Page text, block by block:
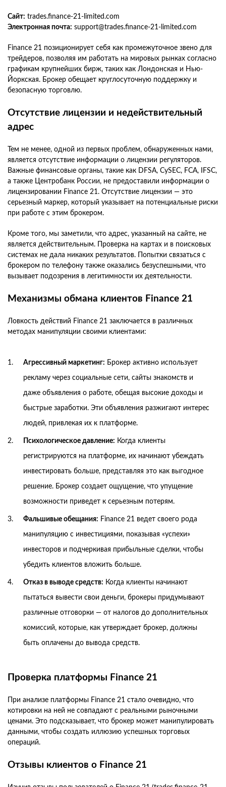
Сайт: trades.finance-21-limited.com
Электронная почта: support@trades.finance-21-limited.com
Finance 21 позиционирует себя как промежуточное звено для
трейдеров, позволяя им работать на мировых рынках согласно
графикам крупнейших бирж, таких как Лондонская и Нью-
Йоркская. Брокер обещает круглосуточную поддержку и
безопасную торговлю.
Отсутствие лицензии и недействительный
адрес
Тем не менее, одной из первых проблем, обнаруженных нами,
является отсутствие информации о лицензии регуляторов.
Важные финансовые органы, такие как DFSA, CySEC, FCA, IFSC,
а также Центробанк России, не предоставили информации о
лицензировании Finance 21. Отсутствие лицензии — это
серьезный маркер, который указывает на потенциальные риски
при работе с этим брокером.
Кроме того, мы заметили, что адрес, указанный на сайте, не
является действительным. Проверка на картах и в поисковых
системах не дала никаких результатов. Попытки связаться с
брокером по телефону также оказались безуспешными, что
вызывает подозрения в легитимности их деятельности.
Механизмы обмана клиентов Finance 21
Ловкость действий Finance 21 заключается в различных
методах манипуляции своими клиентами:
Агрессивный маркетинг: Брокер активно использует
рекламу через социальные сети, сайты знакомств и
даже объявления о работе, обещая высокие доходы и
быстрые заработки. Эти объявления разжигают интерес
людей, привлекая их к платформе.
Психологическое давление: Когда клиенты
регистрируются на платформе, их начинают убеждать
инвестировать больше, представляя это как выгодное
решение. Брокер создает ощущение, что упущение
возможности приведет к серьезным потерям.
Фальшивые обещания: Finance 21 ведет своего рода
манипуляцию с инвестициями, показывая «успехи»
инвесторов и подчеркивая прибыльные сделки, чтобы
убедить клиентов вложить больше.
Отказ в выводе средств: Когда клиенты начинают
пытаться вывести свои деньги, брокеры придумывают
различные отговорки — от налогов до дополнительных
комиссий, которые, как утверждает брокер, должны
быть оплачены до вывода средств.
Проверка платформы Finance 21
При анализе платформы Finance 21 стало очевидно, что
котировки на ней не совпадают с реальными рыночными
ценами. Это подсказывает, что брокер может манипулировать
данными, чтобы создать иллюзию успешных торговых
операций.
Отзывы клиентов о Finance 21